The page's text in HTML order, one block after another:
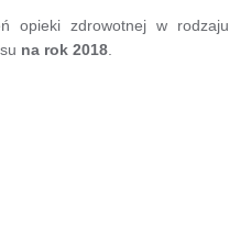
opieki zdrowotnej w rodzaju
na rok 2018.